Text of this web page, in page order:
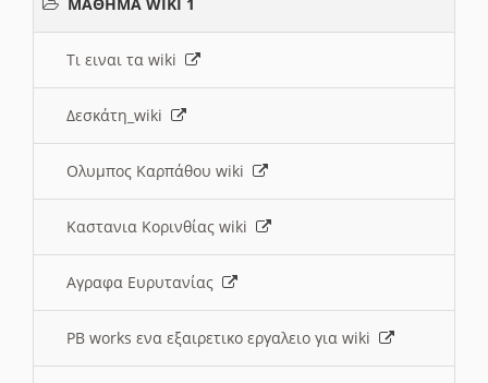
Τι ειναι τα wiki
Δεσκάτη_wiki
Ολυμπος Καρπάθου wiki
Καστανια Κορινθίας wiki
Αγραφα Ευρυτανίας
PB works ενα εξαιρετικο εργαλειο για wiki